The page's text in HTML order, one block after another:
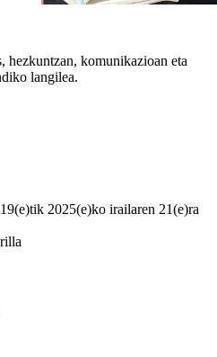
hezkuntzan, komunikazioan eta
langilea.
2025(e)ko irailaren 21(e)ra